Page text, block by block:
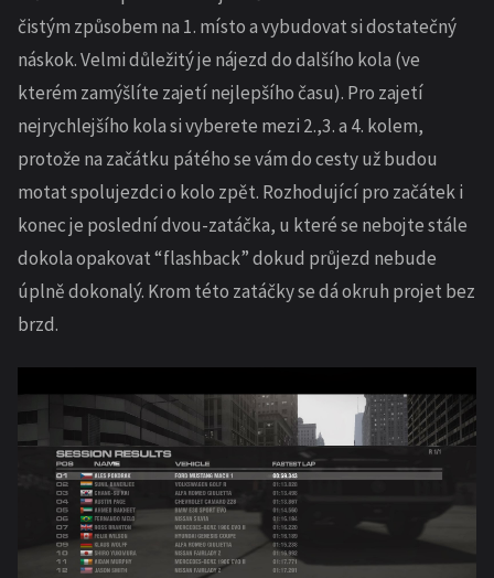
čistým způsobem na 1. místo a vybudovat si dostatečný
náskok. Velmi důležitý je nájezd do dalšího kola (ve
kterém zamýšlíte zajetí nejlepšího času). Pro zajetí
nejrychlejšího kola si vyberete mezi 2.,3. a 4. kolem,
protože na začátku pátého se vám do cesty už budou
motat spolujezdci o kolo zpět. Rozhodující pro začátek i
konec je poslední dvou-zatáčka, u které se nebojte stále
dokola opakovat “flashback” dokud průjezd nebude
úplně dokonalý. Krom této zatáčky se dá okruh projet bez
brzd.